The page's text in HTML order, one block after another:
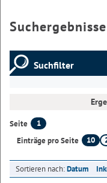
Suchfilter
Seite
1
Einträge pro Seite
10
Sortieren nach:Datum